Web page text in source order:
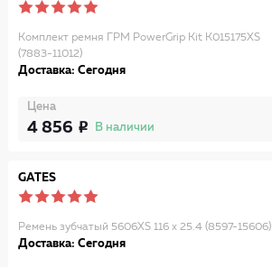
Комплект ремня ГРМ PowerGrip Kit K015175XS
(7883-11012)
Доставка: Сегодня
Цена
4 856 В наличии
GATES
Ремень зубчатый 5606XS 116 x 25.4 (8597-15606)
Доставка: Сегодня